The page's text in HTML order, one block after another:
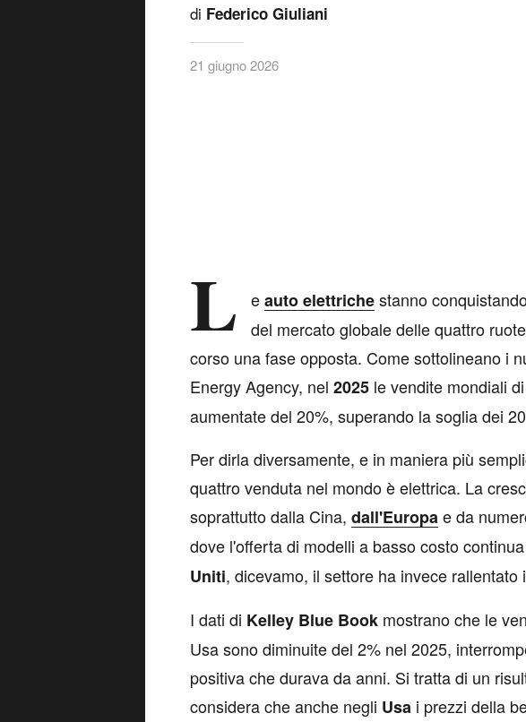
di Federico Giuliani
21 giugno 2026
L eauto elettrichestanno
del mercato globale delle quattro
corso una fase opposta. Come sottolineano i
Energy Agency, nel 2025 le vendite mondiali
aumentate del 20%, superando la soglia dei
Per dirla diversamente, e in maniera più
quattro venduta nel mondo è elettrica. La
soprattutto dalla Cina, dall'Europae da
dove l'offerta di modelli a basso costo
Uniti, dicevamo, il settore ha invece rallentato
I dati di Kelley Blue Book mostrano che le
Usa sono diminuite del 2% nel 2025,
positiva che durava da anni. Si tratta di un
considera che anche negli Usa i prezzi della